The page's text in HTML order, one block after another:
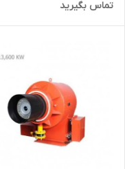
تماس بگیرید